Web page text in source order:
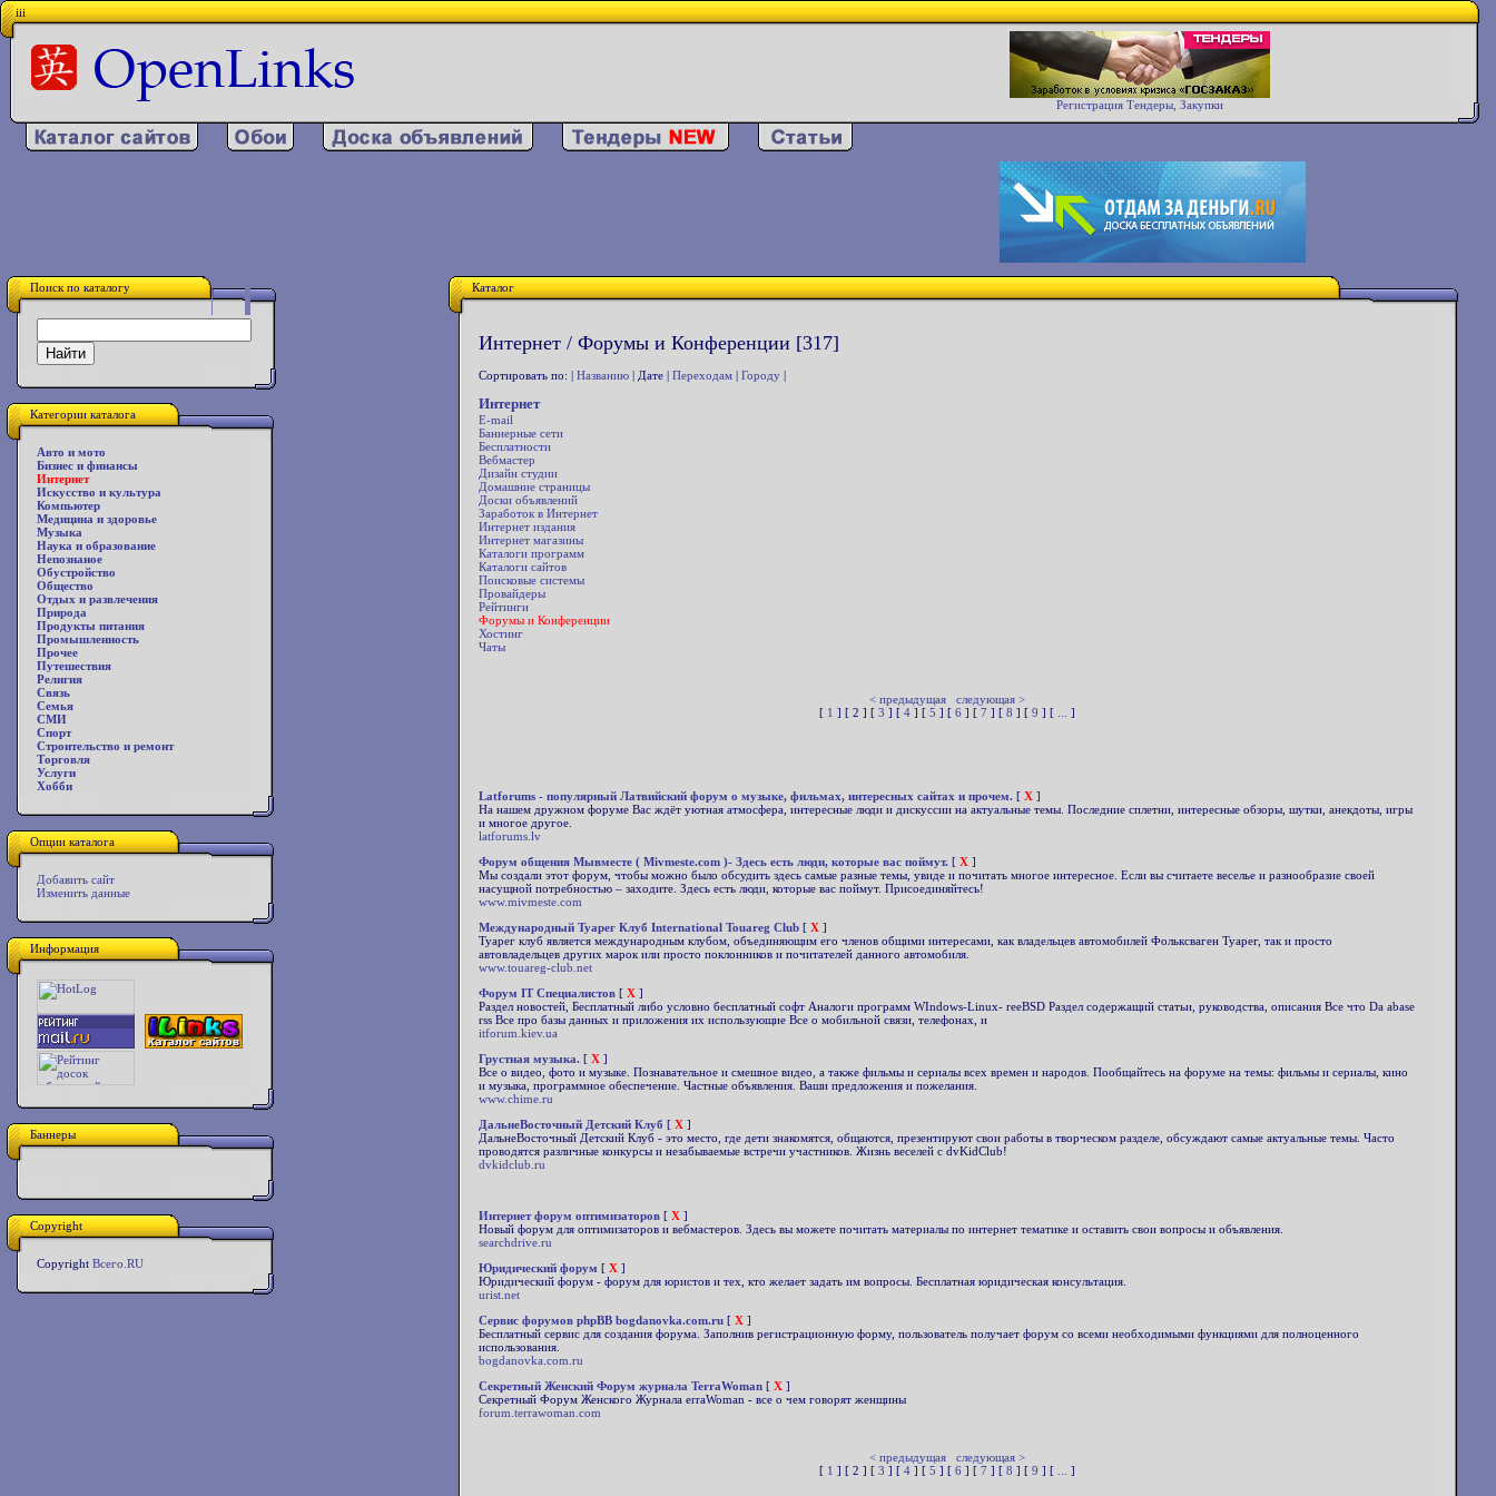
iii
Регистрация Тендеры, Закупки
Поиск по каталогу
Категории каталога
Авто и мото
Бизнес и финансы
Интернет
Искусство и культура
Компьютер
Медицина и здоровье
Музыка
Наука и образование
Непознаное
Обустройство
Общество
Отдых и развлечения
Природа
Продукты питания
Промышленность
Прочее
Путешествия
Религия
Связь
Семья
СМИ
Спорт
Строительство и ремонт
Торговля
Услуги
Хобби
Опции каталога
Добавить сайт
Изменить данные
Информация
Баннеры
Copyright
Copyright Всего.RU
Каталог
Интернет / Форумы и Конференции [317]
Сортировать по: | Названию | Дате | Переходам | Городу |
Интернет
E-mail
Баннерные сети
Бесплатности
Вебмастер
Дизайн студии
Домашние страницы
Доски объявлений
Заработок в Интернет
Интернет издания
Интернет магазины
Каталоги программ
Каталоги сайтов
Поисковые системы
Провайдеры
Рейтинги
Форумы и Конференции
Хостинг
Чаты
< предыдущая
следующая >
[1 ] [ 2 ] [3 ] [4 ] [5 ] [6 ] [7 ] [8 ] [9 ] [... ]
Latforums - популярный Латвийский форум о музыке, фильмах, интересных сайтах и прочем. [ X ]
На нашем дружном форуме Вас ждёт уютная атмосфера, интересные люди и дискуссии на актуальные темы. Последние сплетни, интересные обзоры, шутки, анекдоты, игры
и многое другое.
latforums.lv
Форум общения Мывместе ( Mivmeste.com )- Здесь есть люди, которые вас поймут. [ X ]
Мы создали этот форум, чтобы можно было обсудить здесь самые разные темы, увиде и почитать многое интересное. Если вы считаете веселье и разнообразие своей
насущной потребностью – заходите. Здесь есть люди, которые вас поймут. Присоединяйтесь!
www.mivmeste.com
Международный Туарег Клуб International Touareg Club [ X ]
Туарег клуб является международным клубом, объединяющим его членов общими интересами, как владельцев автомобилей Фольксваген Туарег, так и просто
автовладельцев других марок или просто поклонников и почитателей данного автомобиля.
www.touareg-club.net
Форум IT Специалистов [ X ]
Раздел новостей, Бесплатный либо условно бесплатный софт Аналоги программ WIndows-Linux- reeBSD Раздел содержащий статьи, руководства, описания Все что Da abase
rss Все про базы данных и приложения их использующие Все о мобильной связи, телефонах, и
itforum.kiev.ua
Грустная музыка. [ X ]
Все о видео, фото и музыке. Познавательное и смешное видео, а также фильмы и сериалы всех времен и народов. Пообщайтесь на форуме на темы: фильмы и сериалы, кино
и музыка, программное обеспечение. Частные объявления. Ваши предложения и пожелания.
www.chime.ru
ДальнеВосточный Детский Клуб [ X ]
ДальнеВосточный Детский Клуб - это место, где дети знакомятся, общаются, презентируют свои работы в творческом разделе, обсуждают самые актуальные темы. Часто
проводятся различные конкурсы и незабываемые встречи участников. Жизнь веселей с dvKidClub!
dvkidclub.ru
Интернет форум оптимизаторов [ X ]
Новый форум для оптимизаторов и вебмастеров. Здесь вы можете почитать материалы по интернет тематике и оставить свои вопросы и объявления.
searchdrive.ru
Юридический форум [ X ]
Юридический форум - форум для юристов и тех, кто желает задать им вопросы. Бесплатная юридическая консультация.
urist.net
Сервис форумов phpBB bogdanovka.com.ru [ X ]
Бесплатный сервис для создания форума. Заполнив регистрационную форму, пользователь получает форум со всеми необходимыми функциями для полноценного
использования.
bogdanovka.com.ru
Секретный Женский Форум журнала TerraWoman [ X ]
Секретный Форум Женского Журнала erraWoman - все о чем говорят женщины
forum.terrawoman.com
< предыдущая
следующая >
[1 ] [ 2 ] [3 ] [4 ] [5 ] [6 ] [7 ] [8 ] [9 ] [... ]